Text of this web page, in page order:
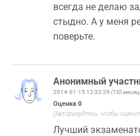
всегда не делаю
стыдно. А у меня
поверьте.
Анонимный
2014-01-15 12:32:29 (152
Оценка 0
(Авторизуйтесь, чтобы
Лучший